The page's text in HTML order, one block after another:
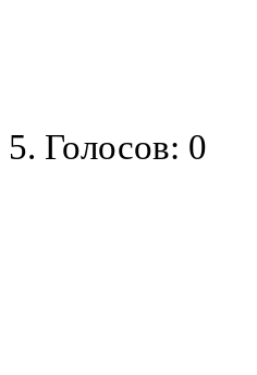
5. Голосов: 0